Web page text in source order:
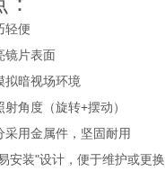
轻便
镜片表面
拟暗视场环境
射角度（旋转+摆动）
采用金属件，坚固耐用
安装"设计，便于维护或更换